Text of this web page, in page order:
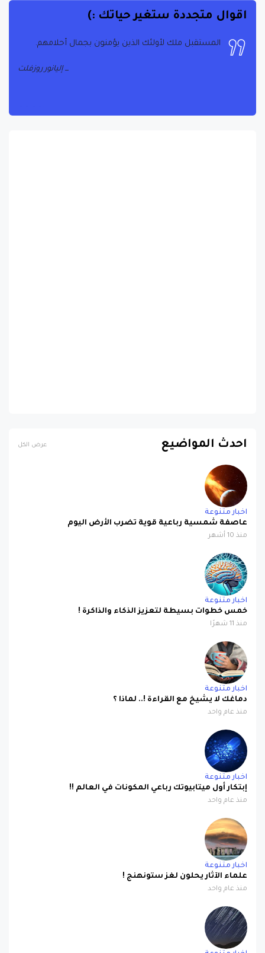
اقوال متجددة ستغير حياتك :)
المستقبل ملك لأولئك الذين يؤمنون بجمال أحلامهم.
إليانور روزفلت
احدث المواضيع عرض الكل
اخبار متنوعة
عاصفة شمسية رباعية قوية تضرب الأرض اليوم
منذ 10 أشهر
اخبار متنوعة
خمس خطوات بسيطة لتعزيز الذكاء والذاكرة !
منذ 11 شهرًا
اخبار متنوعة
دماغك لا يشيخ مع القراءة !.. لماذا ؟
منذ عام واحد
اخبار متنوعة
إبتكار أول ميتابيوتك رباعي المكونات في العالم !!
منذ عام واحد
اخبار متنوعة
علماء الآثار يحلون لغز ستونهنج !
منذ عام واحد